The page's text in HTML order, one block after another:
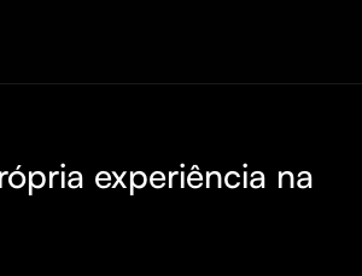
experiência na